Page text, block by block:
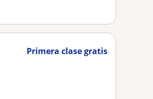
Primera clase gratis